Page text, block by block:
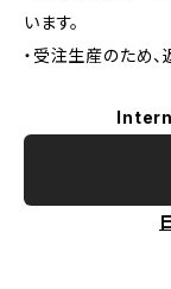
います。
・受注生産のため